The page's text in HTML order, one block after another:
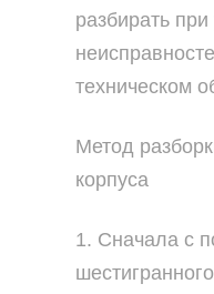
разбирать
техническом
Метод
корпуса
1. Сначала с